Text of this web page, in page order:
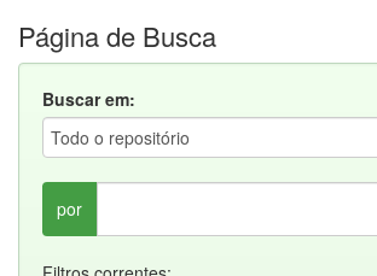
Página de Busca
Buscar em:
por